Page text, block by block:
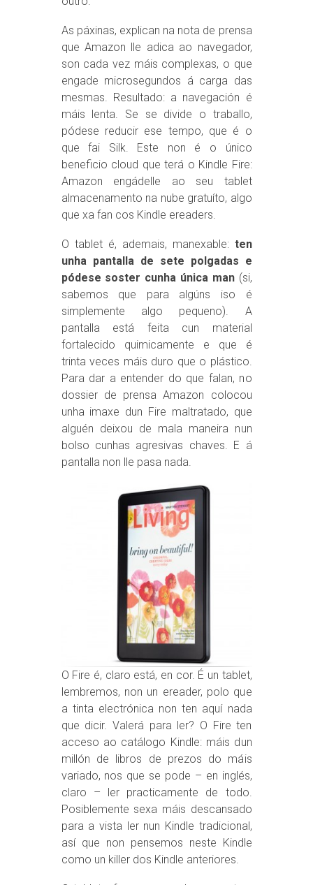
As páxinas, explican na nota de prensa
que Amazon lle adica ao navegador,
son cada vez máis complexas, o que
engade microsegundos á carga das
mesmas. Resultado: a navegación é
máis lenta. Se se divide o traballo,
pódese reducir ese tempo, que é o
que fai Silk. Este non é o único
beneficio cloud que terá o Kindle Fire:
Amazon engádelle ao seu tablet
almacenamento na nube gratuíto, algo
que xa fan cos Kindle ereaders.
O tablet é, ademais, manexable: ten
unha pantalla de sete polgadas e
pódese soster cunha única man(si,
sabemos que para algúns iso é
simplemente algo pequeno). A
pantalla está feita cun material
fortalecido quimicamente e que é
trinta veces máis duro que o plástico.
Para dar a entender do que falan, no
dossier de prensa Amazon colocou
unha imaxe dun Fire maltratado, que
alguén deixou de mala maneira nun
bolso cunhas agresivas chaves. E á
pantalla non lle pasa nada.
O Fire é, claro está, en cor. É un tablet,
lembremos, non un ereader, polo que
a tinta electrónica non ten aquí nada
que dicir. Valerá para ler? O Fire ten
acceso ao catálogo Kindle: máis dun
millón de libros de prezos do máis
variado, nos que se pode – en inglés,
claro – ler practicamente de todo.
Posiblemente sexa máis descansado
para a vista ler nun Kindle tradicional,
así que non pensemos neste Kindle
como un killer dos Kindle anteriores.